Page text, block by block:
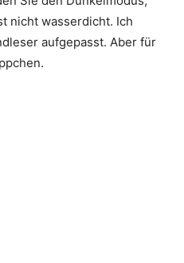
nicht wasserdicht. Ich
aufgepasst. Aber für